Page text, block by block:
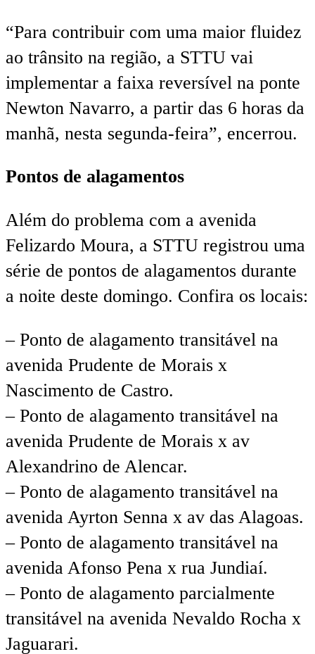
“Para contribuir com uma maior fluidez
ao trânsito na região, a STTU vai
implementar a faixa reversível na ponte
Newton Navarro, a partir das 6 horas da
manhã, nesta segunda-feira”, encerrou.
Pontos de alagamentos
Além do problema com a avenida
Felizardo Moura, a STTU registrou uma
série de pontos de alagamentos durante
a noite deste domingo. Confira os locais:
– Ponto de alagamento transitável na
avenida Prudente de Morais x
Nascimento de Castro.
– Ponto de alagamento transitável na
avenida Prudente de Morais x av
Alexandrino de Alencar.
– Ponto de alagamento transitável na
avenida Ayrton Senna x av das Alagoas.
– Ponto de alagamento transitável na
avenida Afonso Pena x rua Jundiaí.
– Ponto de alagamento parcialmente
transitável na avenida Nevaldo Rocha x
Jaguarari.